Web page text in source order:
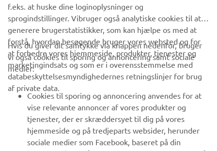
VIRKSOMHED
B2B
MERE YAMAHA
SUPPORT
f.eks. at huske dine loginoplysninger og
sprogindstillinger. Vibruger også analytiske cookies til at
generere brugerstatistikker, som kan hjælpe os med at
forstå, hvordan besøgende bruger vores websted og for
at forbedre vores hjemmeside, produkter, tjenester og
marketingindsats og som er i overensstemmelse med
databeskyttelsesmyndighedernes retningslinjer for brug
af private data.
Hvis du giver dit samtykke via knappen nedenfor, bruger
vi også cookies til sporing og annoncering samt sociale
medier:
Cookies til sporing og annoncering anvendes for at
vise relevante annoncer af vores produkter og
tjenester, der er skræddersyet til dig på vores
hjemmeside og på tredjeparts websider, herunder
sociale medier som Facebook, baseret på din